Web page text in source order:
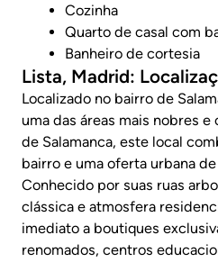
Cozinha
Quarto de casal com
Banheiro de cortesia
Lista, Madrid:
Localizado no bairro de
uma das áreas mais nobres
de Salamanca, este local
bairro e uma oferta urbana
Conhecido por suas ruas
clássica e atmosfera
imediato a boutiques
renomados, centros